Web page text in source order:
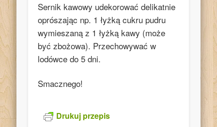
Sernik kawowy udekorować delikatnie
oprószając np. 1 łyżką cukru pudru
wymieszaną z 1 łyżką kawy (może
być zbożowa). Przechowywać w
lodówce do 5 dni.
Smacznego!
Drukuj przepis